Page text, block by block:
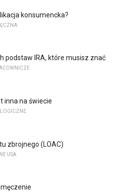
konsumencka?
podstaw IRA, które musisz znać
inna na świecie
zbrojnego (LOAC)
USA